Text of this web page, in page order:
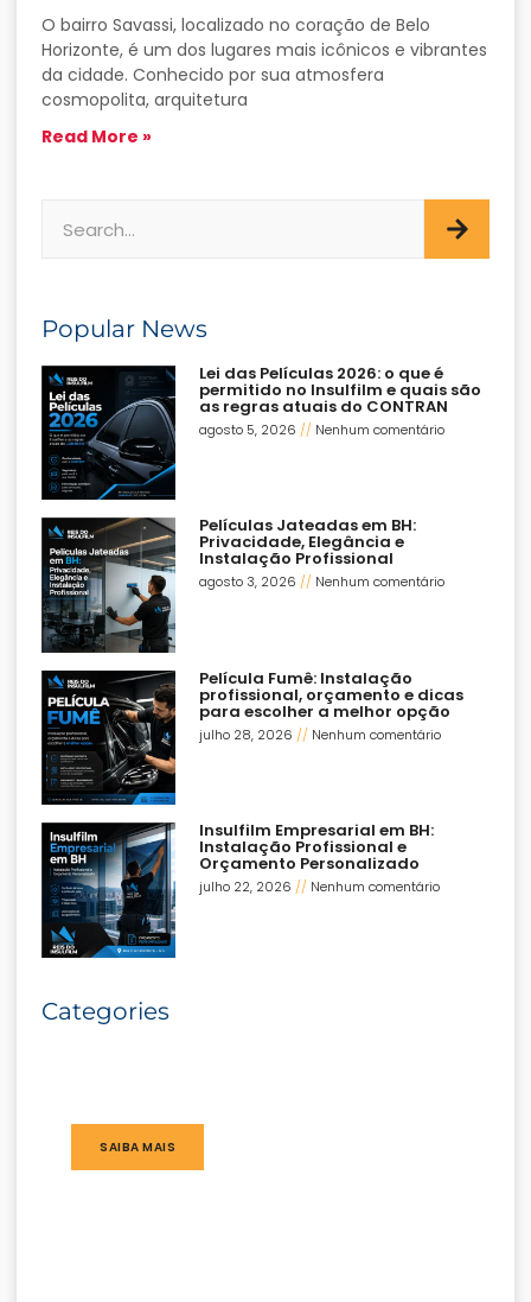
O bairro Savassi, localizado no coração de Belo
Horizonte, é um dos lugares mais icônicos e vibrantes
da cidade. Conhecido por sua atmosfera
cosmopolita, arquitetura
Read More »
Popular News
Lei das Películas 2026: o que é
permitido no Insulfilm e quais são
as regras atuais do CONTRAN
agosto 5, 2026 Nenhum comentário
Películas Jateadas em BH:
Privacidade, Elegância e
Instalação Profissional
agosto 3, 2026 Nenhum comentário
Película Fumê: Instalação
profissional, orçamento e dicas
para escolher a melhor opção
julho 28, 2026 Nenhum comentário
Insulfilm Empresarial em BH:
Instalação Profissional e
Orçamento Personalizado
julho 22, 2026 Nenhum comentário
Categories
SAIBA MAIS